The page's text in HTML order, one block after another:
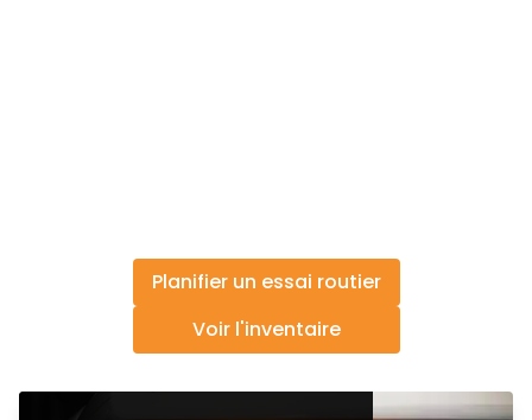
Planifier un essai routier
Voir l'inventaire